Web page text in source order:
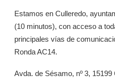
Estamos en Culleredo,
(10 minutos), con acceso a
principales vías de
Ronda AC14.
Avda. de Sésamo, nº 3,